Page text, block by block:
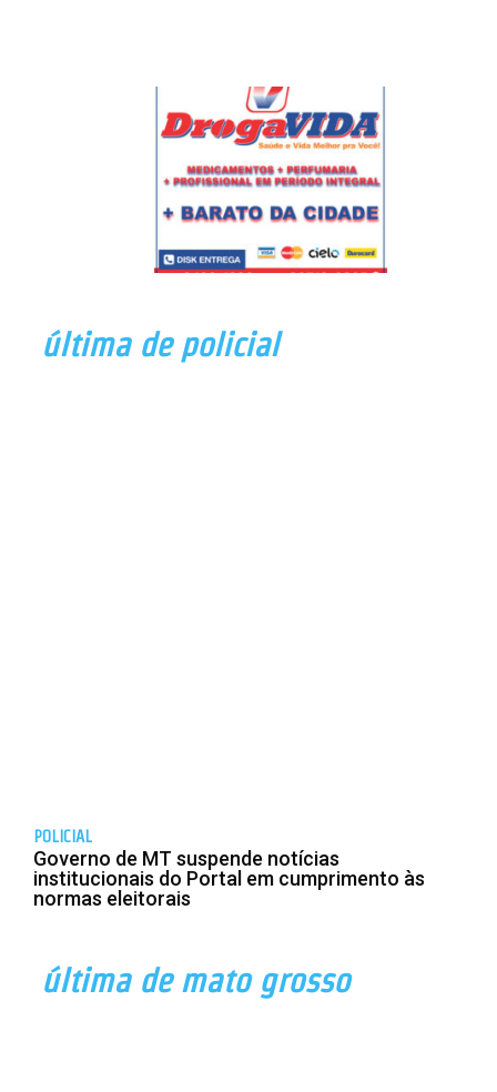
última de policial
POLICIAL
Governo de MT suspende notícias
institucionais do Portal em cumprimento às
normas eleitorais
última de mato grosso